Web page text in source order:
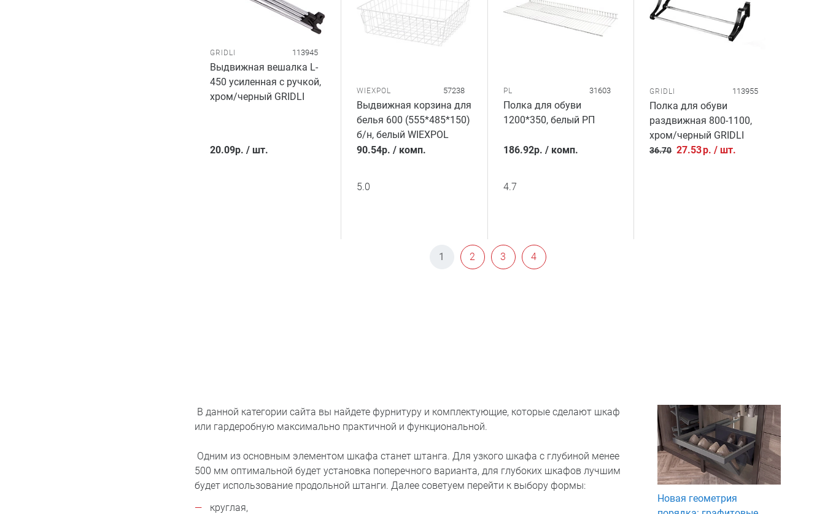
GRIDLI 113945
Выдвижная вешалка L-
450 усиленная с ручкой,
хром/черный GRIDLI
20.09р. / шт.
WIEXPOL 57238
Выдвижная корзина для
белья 600 (555*485*150)
б/н, белый WIEXPOL
90.54р. / комп.
5.0
PL 31603
Полка для обуви
1200*350, белый РП
186.92р. / комп.
4.7
GRIDLI 113955
Полка для обуви
раздвижная 800-1100,
хром/черный GRIDLI
36.70 27.53р. /шт.
1 2 3 4
В данной категории сайта вы найдете фурнитуру и комплектующие, которые сделают шкаф
или гардеробную максимально практичной и функциональной.
Одним из основным элементом шкафа станет штанга. Для узкого шкафа с глубиной менее
500 мм оптимальной будет установка поперечного варианта, для глубоких шкафов лучшим
будет использование продольной штанги. Далее советуем перейти к выбору формы:
круглая,
Новая геометрия